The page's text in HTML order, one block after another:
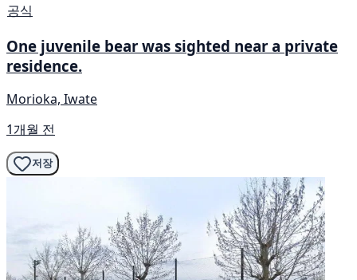
공식
One juvenile bear was sighted near a private
residence.
Morioka, Iwate
1개월 전
저장